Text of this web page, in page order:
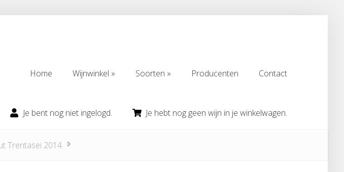
Home
Wijnwinkel
Soorten
Producenten
Contact
Je bent nog niet ingelogd.
Je hebt nog geen wijn in je winkelwagen.
Trentasei 2014